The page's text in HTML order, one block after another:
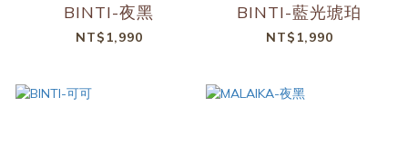
BINTI-夜黑
NT$1,990
BINTI-藍光琥珀
NT$1,990